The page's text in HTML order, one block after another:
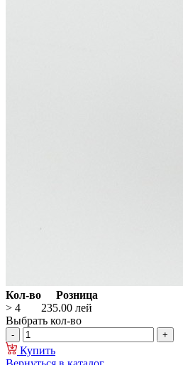
Кол-во
Розница
> 4
235.00 лей
Выбрать кол-во
Купить